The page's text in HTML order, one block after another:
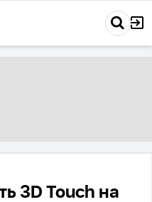
3D Touch на